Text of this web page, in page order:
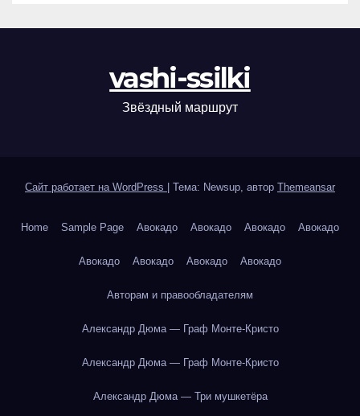
vashi-ssilki
Звёздный маршрут
Сайт работает на WordPress Тема: Newsup, автор Themeansar
Home Sample Page Авокадо Авокадо Авокадо Авокадо
Авокадо Авокадо Авокадо Авокадо
Авторам и правообладателям
Александр Дюма — Граф Монте-Кристо
Александр Дюма — Граф Монте-Кристо
Александр Дюма — Три мушкетёра